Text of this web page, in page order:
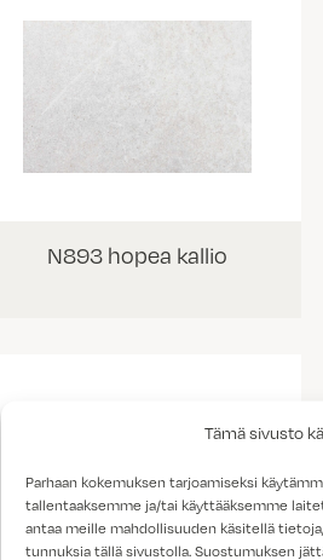
Tämä sivusto
Parhaan kokemuksen tarjoamiseksi
tallentaaksemme ja/tai käyttääksemme
antaa meille mahdollisuuden käsitellä
tunnuksia tällä sivustolla. Suostumuksen
N893 hopea kallio